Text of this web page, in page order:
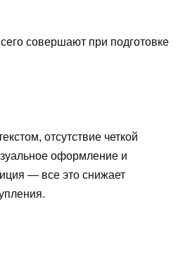
совершают при подготовке
отсутствие четкой
оформление и
— все это снижает